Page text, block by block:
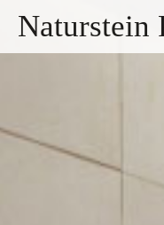
Naturstein